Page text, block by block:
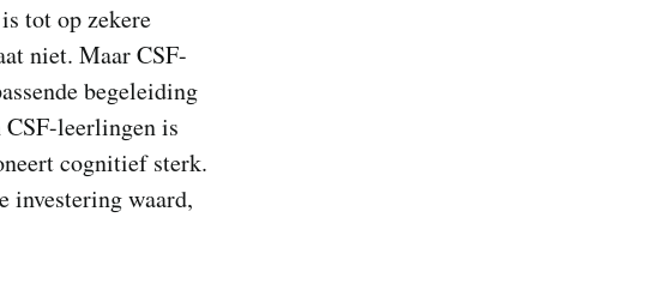
tot op zekere
niet. Maar CSF-
begeleiding
CSF-leerlingen is
cognitief sterk.
investering waard,